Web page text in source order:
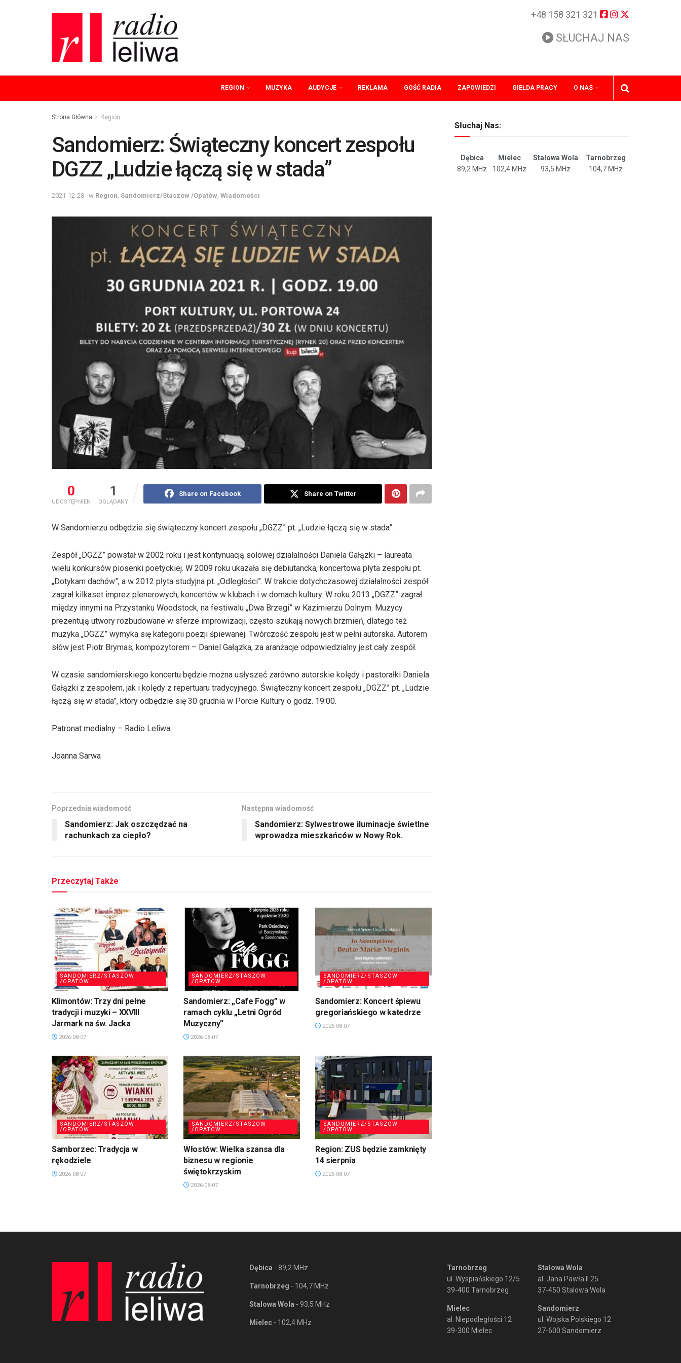
+48 158 321 321
SŁUCHAJ NAS
REGION MUZYKA AUDYCJE REKLAMA GOŚĆ RADIA ZAPOWIEDZI GIEŁDA PRACY O NAS
Strona Główna Region
Sandomierz: Świąteczny koncert zespołu
DGZZ „Ludzie łączą się w stada”
2021-12-28 w Region Sandomierz/Staszów /Opatów Wiadomości
0
UDOSTĘPNIEŃ
1
OGLĄDANY
Share on Facebook Share on Twitter
W Sandomierzu odbędzie się świąteczny koncert zespołu „DGZZ” pt. „Ludzie łączą się w stada”.
Zespół „DGZZ” powstał w 2002 roku i jest kontynuacją solowej działalności Daniela Gałązki – laureata
wielu konkursów piosenki poetyckiej. W 2009 roku ukazała się debiutancka, koncertowa płyta zespołu pt.
„Dotykam dachów”, a w 2012 płyta studyjna pt. „Odległości”. W trakcie dotychczasowej działalności zespół
zagrał kilkaset imprez plenerowych, koncertów w klubach i w domach kultury. W roku 2013 „DGZZ” zagrał
między innymi na Przystanku Woodstock, na festiwalu „Dwa Brzegi” w Kazimierzu Dolnym. Muzycy
prezentują utwory rozbudowane w sferze improwizacji, często szukają nowych brzmień, dlatego też
muzyka „DGZZ” wymyka się kategorii poezji śpiewanej. Twórczość zespołu jest w pełni autorska. Autorem
słów jest Piotr Brymas, kompozytorem – Daniel Gałązka, za aranżacje odpowiedzialny jest cały zespół.
W czasie sandomierskiego koncertu będzie można usłyszeć zarówno autorskie kolędy i pastorałki Daniela
Gałązki z zespołem, jak i kolędy z repertuaru tradycyjnego. Świąteczny koncert zespołu „DGZZ” pt. „Ludzie
łączą się w stada”, który odbędzie się 30 grudnia w Porcie Kultury o godz. 19:00.
Patronat medialny – Radio Leliwa.
Joanna Sarwa
Poprzednia wiadomość
Sandomierz: Jak oszczędzać na
rachunkach za ciepło?
Następna wiadomość
Sandomierz: Sylwestrowe iluminacje świetlne
wprowadza mieszkańców w Nowy Rok.
Przeczytaj Także
SANDOMIERZ/STASZÓW
/OPATÓW
Klimontów: Trzy dni pełne
tradycji i muzyki – XXVIII
Jarmark na św. Jacka
2026-08-07
SANDOMIERZ/STASZÓW
/OPATÓW
Sandomierz: „Cafe Fogg” w
ramach cyklu „Letni Ogród
Muzyczny”
2026-08-07
SANDOMIERZ/STASZÓW
/OPATÓW
Sandomierz: Koncert śpiewu
gregoriańskiego w katedrze
2026-08-07
SANDOMIERZ/STASZÓW
/OPATÓW
Samborzec: Tradycja w
rękodziele
2026-08-07
SANDOMIERZ/STASZÓW
/OPATÓW
Włostów: Wielka szansa dla
biznesu w regionie
świętokrzyskim
2026-08-07
SANDOMIERZ/STASZÓW
/OPATÓW
Region: ZUS będzie zamknięty
14 sierpnia
2026-08-07
Słuchaj Nas:
Dębica Mielec Stalowa Wola
Tarnobrzeg
89,2 MHz
102,4 MHz 93,5 MHz 104,7 MHz
Dębica - 89,2 MHz
Tarnobrzeg - 104,7 MHz
Stalowa Wola - 93,5 MHz
Mielec - 102,4 MHz
Tarnobrzeg
ul. Wyspiańskiego 12/5
39-400 Tarnobrzeg
Mielec
al. Niepodległości 12
39-300 Mielec
Stalowa Wola
al. Jana Pawła II 25
37-450 Stalowa Wola
Sandomierz
ul. Wojska Polskiego 12
27-600 Sandomierz